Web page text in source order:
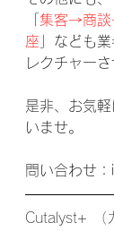
集客→商
座 」なども
レクチャーさ
是非、お気
いませ。
問い合わせ
Cutalyst+ （